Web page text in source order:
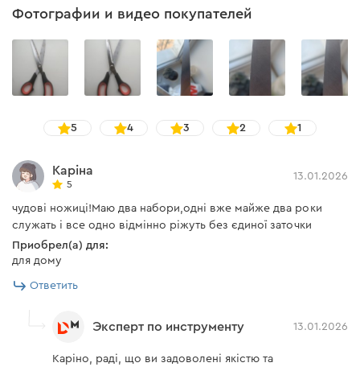
Фотографии и видео покупателей
5 4 3 2 1
Каріна
5
13.01.2026
чудові ножиці!Маю два набори,одні вже майже два роки
служать і все одно відмінно ріжуть без єдиної заточки
Приобрел(а) для:
для дому
Ответить
Эксперт по инструменту 13.01.2026
Каріно, раді, що ви задоволені якістю та